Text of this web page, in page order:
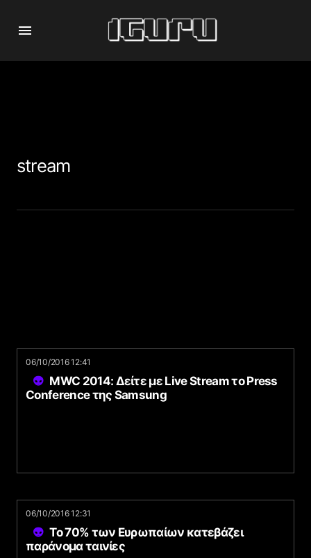
stream
06/10/2016 12:41
MWC 2014: Δείτε με Live Stream το Press
Conference της Samsung
06/10/2016 12:31
Το 70% των Ευρωπαίων κατεβάζει
παράνομα ταινίες